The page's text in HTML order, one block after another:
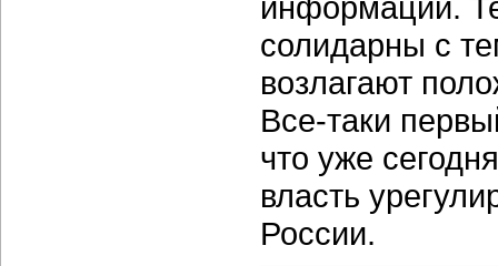
солидарны с
возлагают
Все-таки
что уже
власть
России.